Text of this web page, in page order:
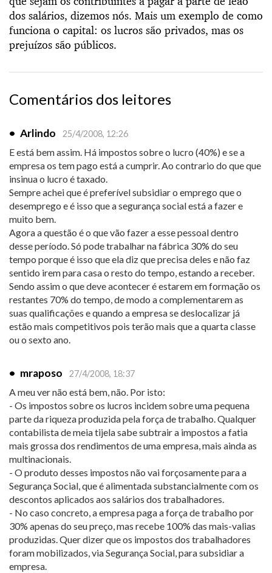
dos salários, dizemos nós. Mais um exemplo de como
funciona o capital: os lucros são privados, mas os
prejuízos são públicos.
Comentários dos leitores
• Arlindo 25/4/2008, 12:26
E está bem assim. Há impostos sobre o lucro (40%) e se a
empresa os tem pago está a cumprir. Ao contrario do que que
insinua o lucro é taxado.
Sempre achei que é preferível subsidiar o emprego que o
desemprego e é isso que a segurança social está a fazer e
muito bem.
Agora a questão é o que vão fazer a esse pessoal dentro
desse período. Só pode trabalhar na fábrica 30% do seu
tempo porque é isso que ela diz que precisa deles e não faz
sentido irem para casa o resto do tempo, estando a receber.
Sendo assim o que deve acontecer é estarem em formação os
restantes 70% do tempo, de modo a complementarem as
suas qualificações e quando a empresa se deslocalizar já
estão mais competitivos pois terão mais que a quarta classe
ou o sexto ano.
• mraposo 27/4/2008, 18:37
A meu ver não está bem, não. Por isto:
- Os impostos sobre os lucros incidem sobre uma pequena
parte da riqueza produzida pela força de trabalho. Qualquer
contabilista de meia tijela sabe subtrair a impostos a fatia
mais grossa dos rendimentos de uma empresa, mais ainda as
multinacionais.
- O produto desses impostos não vai forçosamente para a
Segurança Social, que é alimentada substancialmente com os
descontos aplicados aos salários dos trabalhadores.
- No caso concreto, a empresa paga a força de trabalho por
30% apenas do seu preço, mas recebe 100% das mais-valias
produzidas. Quer dizer que os impostos dos trabalhadores
foram mobilizados, via Segurança Social, para subsidiar a
empresa.